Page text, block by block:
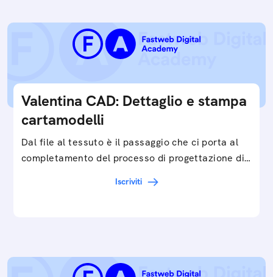
Valentina CAD: Dettaglio e stampa
cartamodelli
Dal file al tessuto è il passaggio che ci porta al
completamento del processo di progettazione di
Iscriviti